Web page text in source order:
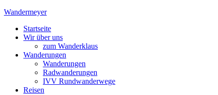
Skip
content
Wandermeyer
Das Wandern ist des Meyers Lust
Startseite
Wir über uns
zum Wanderklaus
Wanderungen
Wanderungen
Radwanderungen
IVV Rundwanderwege
Reisen